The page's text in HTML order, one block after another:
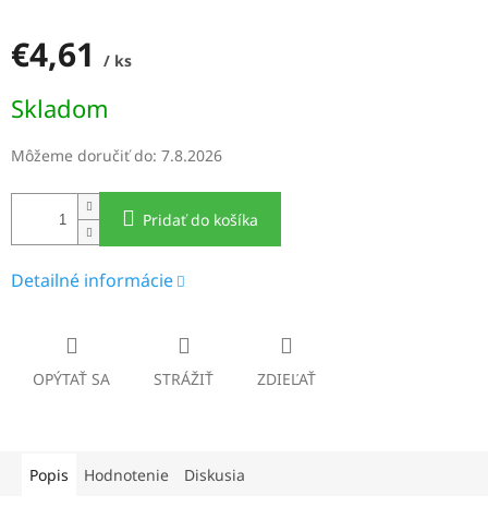
€4,61
/ ks
cena:
Skladom
Môžeme doručiť do: 7.8.2026
Pridať do košíka
Detailné informácie
OPÝTAŤ SA STRÁŽIŤ ZDIEĽAŤ
Popis Hodnotenie Diskusia